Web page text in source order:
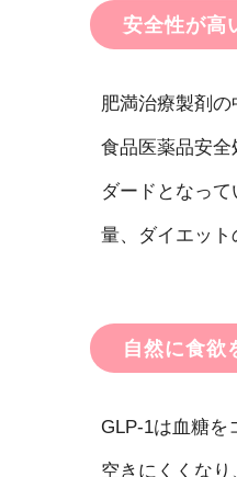
安全性が高
肥満治療製剤
食品医薬品安
ダードとなっ
量、ダイエット
自然に食欲
GLP-1は血糖を
空きにくくなり